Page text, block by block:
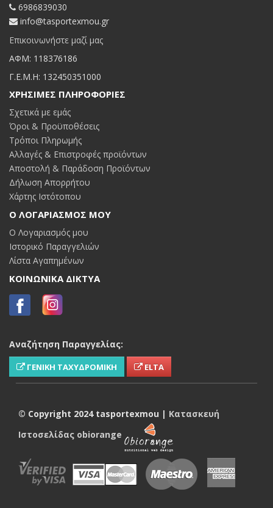
6986839030
info@tasportexmou.gr
Επικοινωνήστε μαζί μας
ΑΦΜ: 118376186
Γ.Ε.Μ.Η: 132450351000
ΧΡΉΣΙΜΕΣ ΠΛΗΡΟΦΟΡΊΕΣ
Σχετικά με εμάς
Όροι & Προϋποθέσεις
Τρόποι Πληρωμής
Αλλαγές & Επιστροφές προϊόντων
Αποστολή & Παράδοση Προϊόντων
Δήλωση Απορρήτου
Χάρτης Ιστότοπου
Ο ΛΟΓΑΡΙΑΣΜΌΣ ΜΟΥ
Ο Λογαριασμός μου
Ιστορικό Παραγγελιών
Λίστα Αγαπημένων
ΚΟΙΝΩΝΙΚΑ ΔΙΚΤΥΑ
Αναζήτηση Παραγγελίας:
ΓΕΝΙΚΗ ΤΑΧΥΔΡΟΜΙΚΗ ELTA
© Copyright 2024 tasportexmou | Κατασκευή
Ιστοσελίδας obiorange